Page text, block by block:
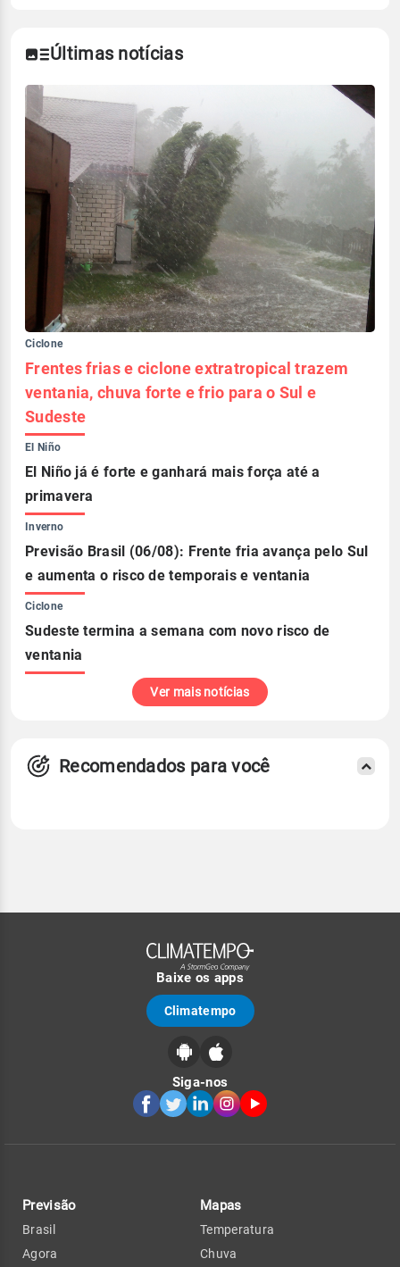
Últimas notícias
Ciclone
Frentes frias e ciclone extratropical trazem
ventania, chuva forte e frio para o Sul e
Sudeste
El Niño
El Niño já é forte e ganhará mais força até a
primavera
Inverno
Previsão Brasil (06/08): Frente fria avança pelo Sul
e aumenta o risco de temporais e ventania
Ciclone
Sudeste termina a semana com novo risco de
ventania
Ver mais notícias
Recomendados para você
Baixe os apps
Climatempo
Siga-nos
Previsão
Brasil
Agora
Mapas
Temperatura
Chuva